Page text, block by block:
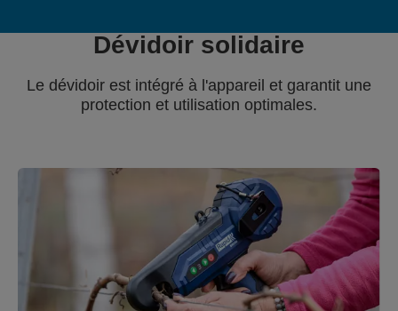
Dévidoir solidaire
Le dévidoir est intégré à l'appareil et garantit une
protection et utilisation optimales.